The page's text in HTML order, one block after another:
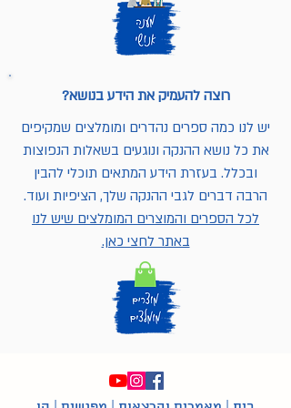
רוצה להעמיק את הידע בנושא?
יש לנו כמה ספרים נהדרים ומומלצים שמקיפים
את כל נושא ההנקה ונוגעים בשאלות הנפוצות
ובכלל. בעזרת הידע המתאים תוכלי להבין
הרבה דברים לגבי ההנקה שלך, הציפיות ועוד.
לכל הספרים והמוצרים המומלצים שיש לנו
באתר לחצי כאן.